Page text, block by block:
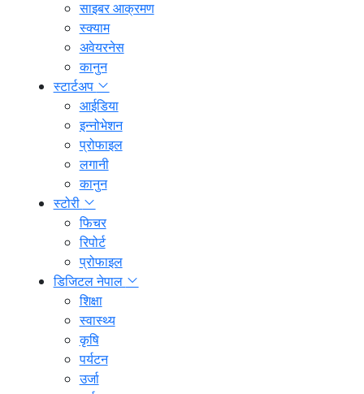
साइबर आक्रमण
स्क्याम
अवेयरनेस
कानुन
स्टार्टअप
आईडिया
इन्नोभेशन
प्रोफाइल
लगानी
कानुन
स्टोरी
फिचर
रिपोर्ट
प्रोफाइल
डिजिटल नेपाल
शिक्षा
स्वास्थ्य
कृषि
पर्यटन
उर्जा